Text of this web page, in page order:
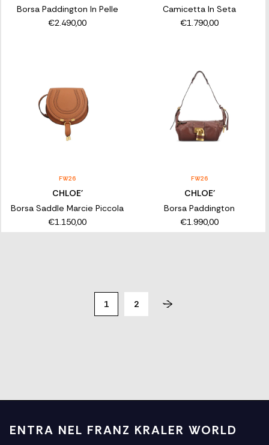
Borsa Paddington In Pelle
€2.490,00
Camicetta In Seta
€1.790,00
FW26
CHLOE'
Borsa Saddle Marcie Piccola
€1.150,00
FW26
CHLOE'
Borsa Paddington
€1.990,00
1 2
ENTRA NEL FRANZ KRALER WORLD